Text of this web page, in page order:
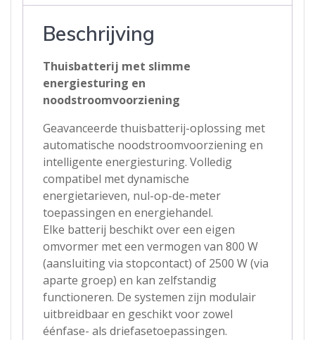
15.36kWh
aantal
Beschrijving
Thuisbatterij met slimme
energiesturing en
noodstroomvoorziening
Geavanceerde thuisbatterij-oplossing met
automatische noodstroomvoorziening en
intelligente energiesturing. Volledig
compatibel met dynamische
energietarieven, nul-op-de-meter
toepassingen en energiehandel.
Elke batterij beschikt over een eigen
omvormer met een vermogen van 800 W
(aansluiting via stopcontact) of 2500 W (via
aparte groep) en kan zelfstandig
functioneren. De systemen zijn modulair
uitbreidbaar en geschikt voor zowel
éénfase- als driefasetoepassingen.